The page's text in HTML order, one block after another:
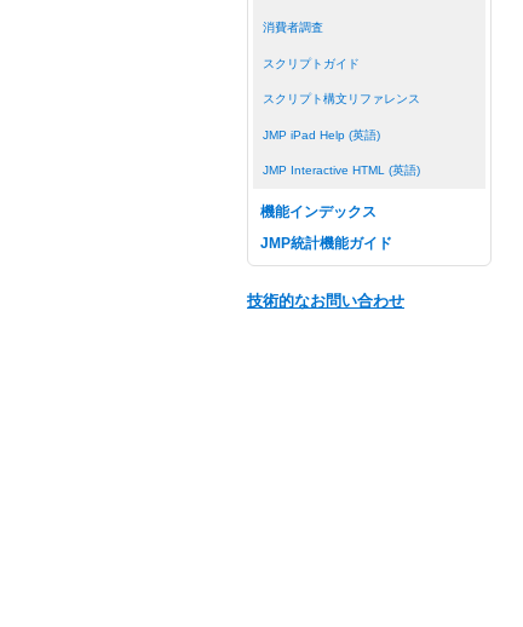
消費者調査
スクリプトガイド
スクリプト構文リファレンス
JMP iPad Help (英語)
JMP Interactive HTML (英語)
機能インデックス
JMP統計機能ガイド
技術的なお問い合わせ